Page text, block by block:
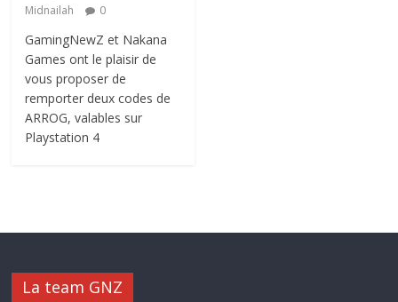
Midnailah
0
GamingNewZ et Nakana
Games ont le plaisir de
vous proposer de
remporter deux codes de
ARROG, valables sur
Playstation 4
La team GNZ